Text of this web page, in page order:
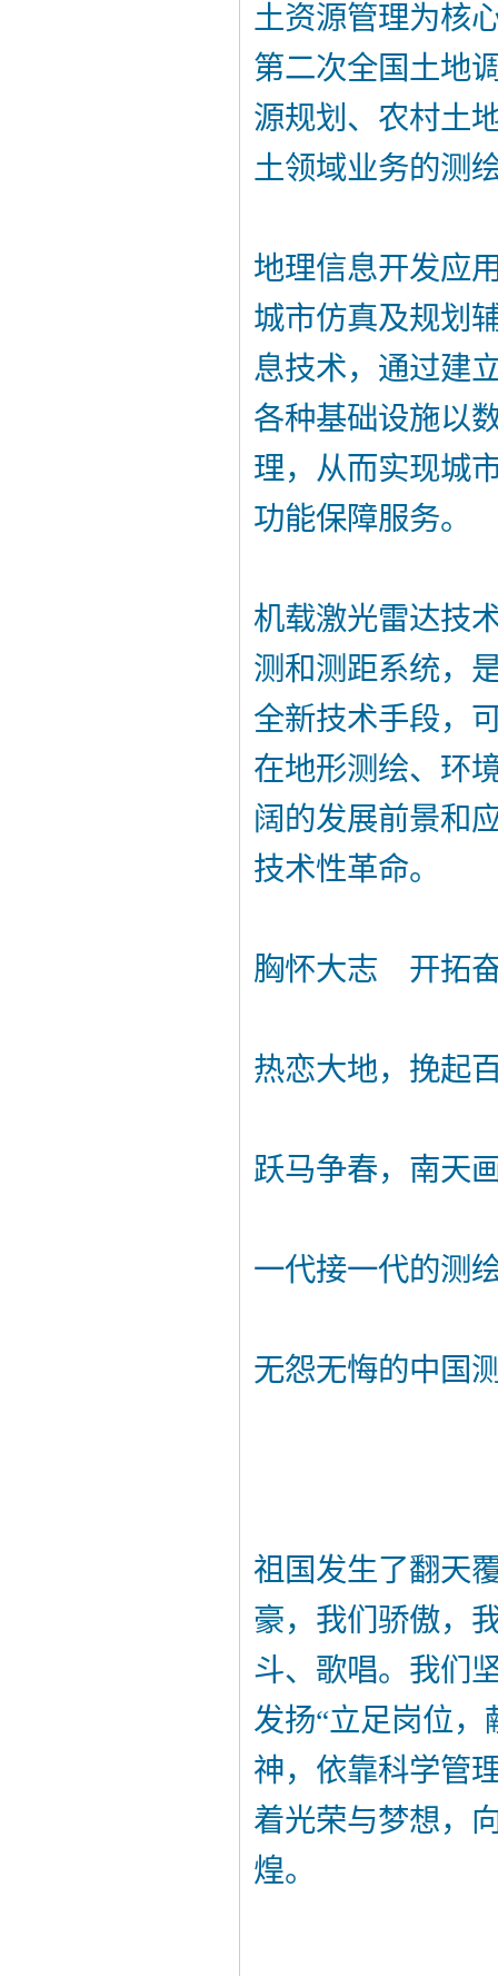
土资源管理为核
第二次全国土地
源规划、农村土
土领域业务的测
地理信息开发应
城市仿真及规划
息技术，通过建
各种基础设施以
理，从而实现城
功能保障服务。
机载激光雷达技
测和测距系统，
全新技术手段，
在地形测绘、环
阔的发展前景和
技术性革命。
胸怀大志 开拓
热恋大地，挽起
跃马争春，南天
一代接一代的测
无怨无悔的中国
祖国发生了翻天
豪，我们骄傲，
斗、歌唱。我们
发扬“立足岗位
神，依靠科学管
着光荣与梦想，
煌。